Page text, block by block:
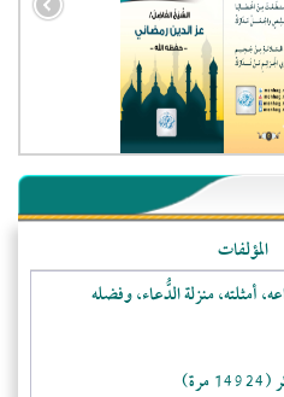
المؤلفات
أمثلته، منزلة الدُّعاء، وفضله